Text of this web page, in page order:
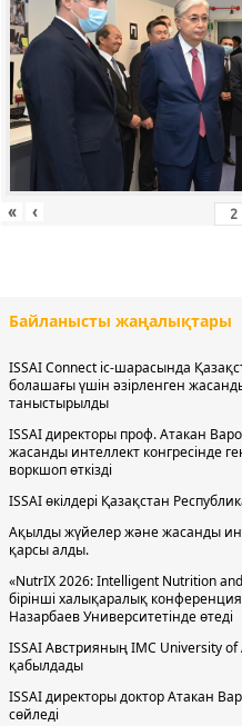
« ‹
Байланысты жаңалықтары
ISSAI Connect іс-шарасында
болашағы үшін әзірленген
таныстырылды
ISSAI директоры проф. Атакан
жасанды интеллект конгресінде
воркшоп өткізді
ISSAI өкілдері Қазақстан
Ақылды жүйелер және жасанды
қарсы алды.
«NutrIX 2026: Intelligent Nutrition
бірінші халықаралық
Назарбаев Университетінде өтеді
ISSAI Австрияның IMC University
қабылдады
ISSAI директоры доктор Атакан
сөйледі